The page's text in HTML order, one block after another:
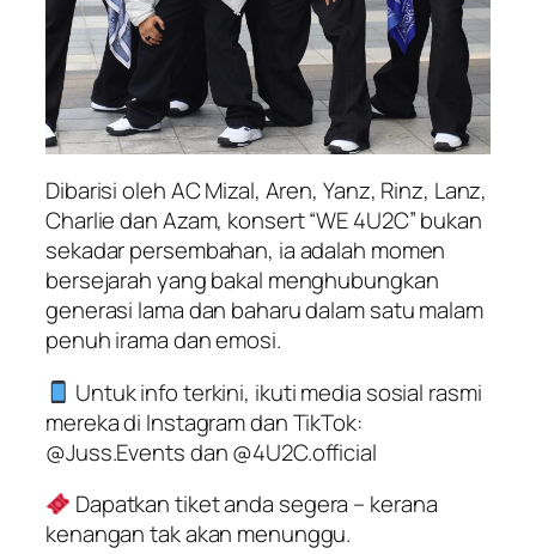
Dibarisi oleh AC Mizal, Aren, Yanz, Rinz, Lanz,
Charlie dan Azam, konsert “WE 4U2C” bukan
sekadar persembahan, ia adalah momen
bersejarah yang bakal menghubungkan
generasi lama dan baharu dalam satu malam
penuh irama dan emosi.
Untuk info terkini, ikuti media sosial rasmi
mereka di Instagram dan TikTok:
@Juss.Events dan @4U2C.official
Dapatkan tiket anda segera – kerana
kenangan tak akan menunggu.